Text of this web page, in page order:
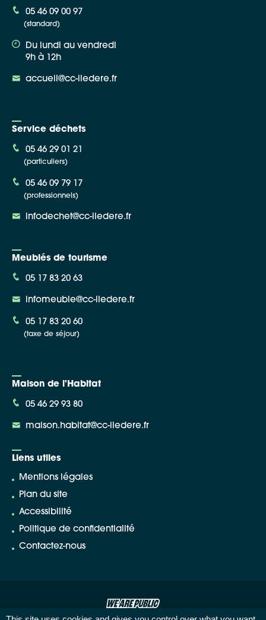
05 46 09 00 97
(standard)
Du lundi au vendredi
9h à 12h
accueil@cc-iledere.fr
Service déchets
05 46 29 01 21
(particuliers)
05 46 09 79 17
(professionnels)
infodechet@cc-iledere.fr
Meublés de tourisme
05 17 83 20 63
infomeuble@cc-iledere.fr
05 17 83 20 60
(taxe de séjour)
Maison de l'Habitat
05 46 29 93 80
maison.habitat@cc-iledere.fr
Liens utiles
Mentions légales
Plan du site
Accessibilité
Politique de confidentialité
Contactez-nous